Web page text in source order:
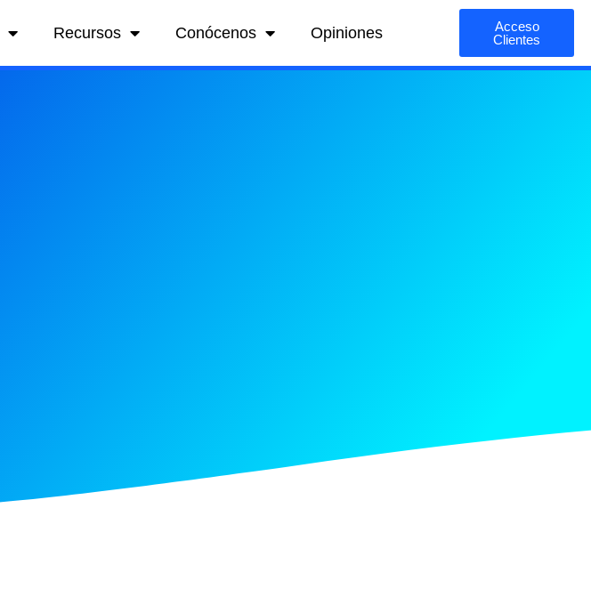
Recursos Conócenos Opiniones
Acceso
Clientes